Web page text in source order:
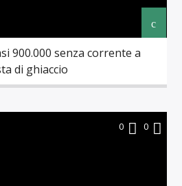
900.000 senza corrente a
di ghiaccio
0 0